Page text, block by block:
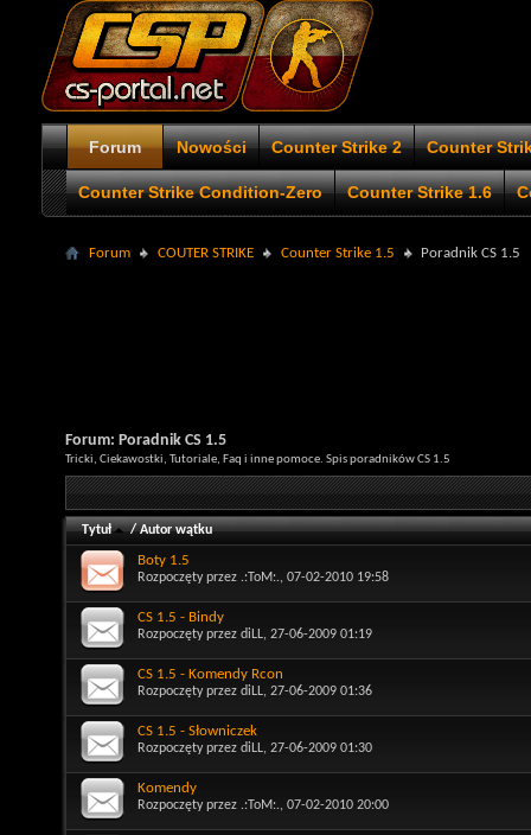
Forum Nowości Counter Strike 2 Counter
Counter Strike Condition-Zero Counter Strike 1.6
Forum COUTER STRIKE Counter Strike 1.5 Poradnik CS 1.5
Forum: Poradnik CS 1.5
Tricki, Ciekawostki, Tutoriale, Faq i inne pomoce. Spis poradników CS 1.5
Tytuł /Autor wątku
Boty 1.5
Rozpoczęty przez .:ToM:., 07-02-2010 19:58
CS 1.5 - Bindy
Rozpoczęty przez diLL, 27-06-2009 01:19
CS 1.5 - Komendy Rcon
Rozpoczęty przez diLL, 27-06-2009 01:36
CS 1.5 - Słowniczek
Rozpoczęty przez diLL, 27-06-2009 01:30
Komendy
Rozpoczęty przez .:ToM:., 07-02-2010 20:00